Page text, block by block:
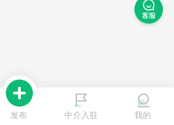
发布 中介入驻 我的